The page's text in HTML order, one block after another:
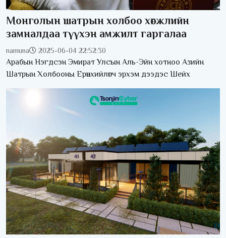
Монголын шатрын холбоо хөгжлийн
замналдаа түүхэн амжилт гаргалаа
namuna 2025-06-04 22:52:30
Арабын Нэгдсэн Эмират Улсын Аль-Эйн хотноо Азийн
Шатрын Холбооны Ерөнхийлөгч эрхэм дээдэс Шейх